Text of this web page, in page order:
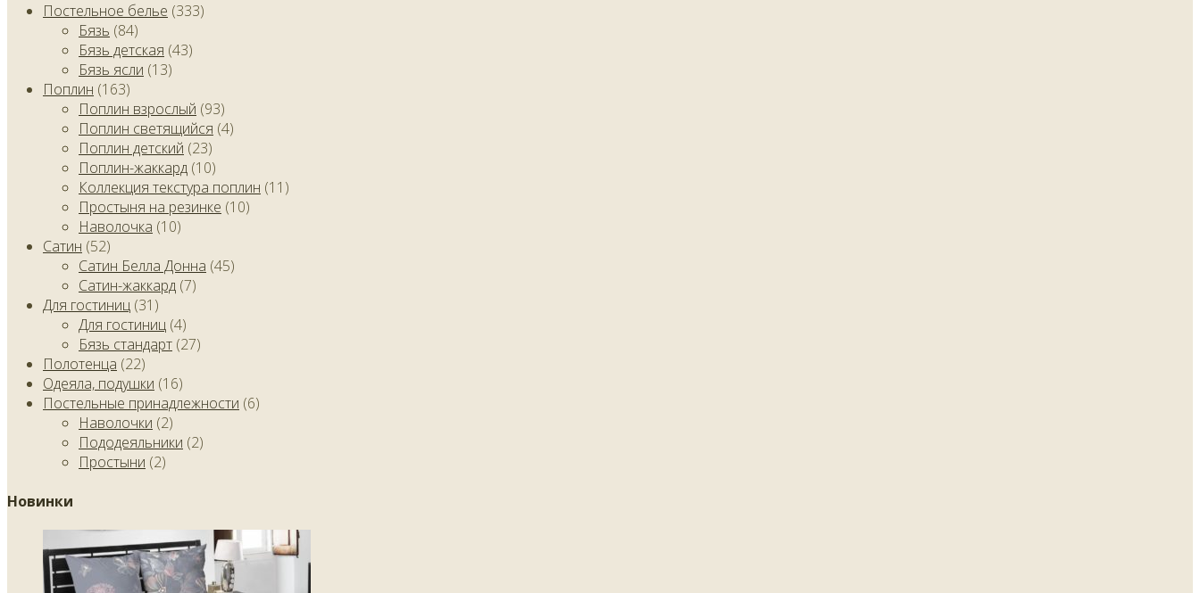
Постельное белье (333)
Бязь (84)
Бязь детская (43)
Бязь ясли (13)
Поплин (163)
Поплин взрослый (93)
Поплин светящийся (4)
Поплин детский (23)
Поплин-жаккард (10)
Коллекция текстура поплин (11)
Простыня на резинке (10)
Наволочка (10)
Сатин (52)
Сатин Белла Донна (45)
Сатин-жаккард (7)
Для гостиниц (31)
Для гостиниц (4)
Бязь стандарт (27)
Полотенца (22)
Одеяла, подушки (16)
Постельные принадлежности (6)
Наволочки (2)
Пододеяльники (2)
Простыни (2)
Новинки